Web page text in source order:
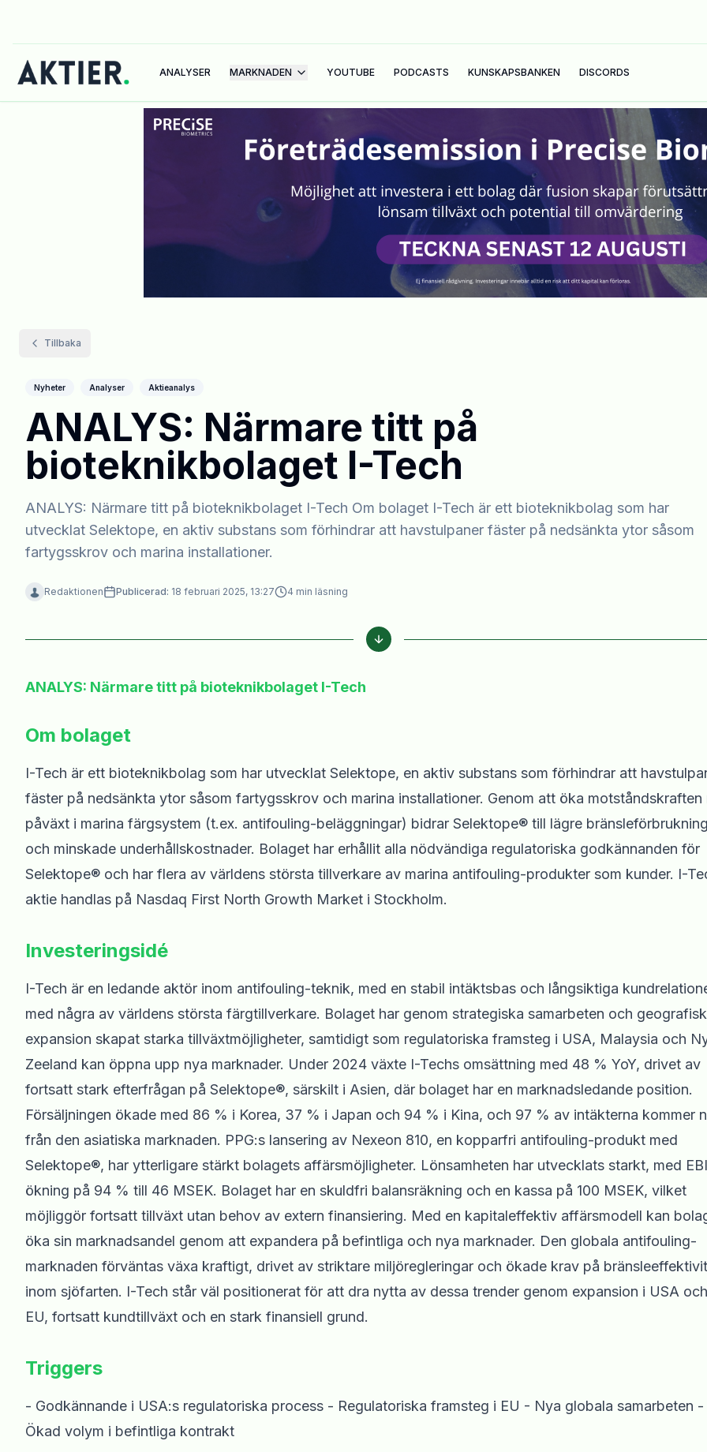
ANALYSER MARKNADEN YOUTUBE PODCASTS KUNSKAPSBANKEN DISCORDS
Tillbaka
Nyheter Analyser Aktieanalys
ANALYS: Närmare titt på
bioteknikbolaget I-Tech
ANALYS: Närmare titt på bioteknikbolaget I-Tech Om bolaget I-Tech är ett bioteknikbolag som har
utvecklat Selektope, en aktiv substans som förhindrar att havstulpaner fäster på nedsänkta ytor såsom
fartygsskrov och marina installationer.
Redaktionen Publicerad: 18 februari 2025, 13:27 4 min läsning
ANALYS: Närmare titt på bioteknikbolaget I-Tech
Om bolaget
I-Tech är ett bioteknikbolag som har utvecklat Selektope, en aktiv substans som förhindrar att
fäster på nedsänkta ytor såsom fartygsskrov och marina installationer. Genom att öka motståndskraften
påväxt i marina färgsystem (t.ex. antifouling-beläggningar) bidrar Selektope® till lägre bränsleförbrukning
och minskade underhållskostnader. Bolaget har erhållit alla nödvändiga regulatoriska godkännanden för
Selektope® och har flera av världens största tillverkare av marina antifouling-produkter som kunder. I-
aktie handlas på Nasdaq First North Growth Market i Stockholm.
Investeringsidé
I-Tech är en ledande aktör inom antifouling-teknik, med en stabil intäktsbas och långsiktiga
med några av världens största färgtillverkare. Bolaget har genom strategiska samarbeten och geografisk
expansion skapat starka tillväxtmöjligheter, samtidigt som regulatoriska framsteg i USA, Malaysia och
Zeeland kan öppna upp nya marknader. Under 2024 växte I-Techs omsättning med 48 % YoY, drivet av
fortsatt stark efterfrågan på Selektope®, särskilt i Asien, där bolaget har en marknadsledande position.
Försäljningen ökade med 86 % i Korea, 37 % i Japan och 94 % i Kina, och 97 % av intäkterna kommer
från den asiatiska marknaden. PPG:s lansering av Nexeon 810, en kopparfri antifouling-produkt med
Selektope®, har ytterligare stärkt bolagets affärsmöjligheter. Lönsamheten har utvecklats starkt, med
ökning på 94 % till 46 MSEK. Bolaget har en skuldfri balansräkning och en kassa på 100 MSEK, vilket
möjliggör fortsatt tillväxt utan behov av extern finansiering. Med en kapitaleffektiv affärsmodell kan
öka sin marknadsandel genom att expandera på befintliga och nya marknader. Den globala antifouling-
marknaden förväntas växa kraftigt, drivet av striktare miljöregleringar och ökade krav på
inom sjöfarten. I-Tech står väl positionerat för att dra nytta av dessa trender genom expansion i USA och
EU, fortsatt kundtillväxt och en stark finansiell grund.
Triggers
- Godkännande i USA:s regulatoriska process - Regulatoriska framsteg i EU - Nya globala samarbeten -
Ökad volym i befintliga kontrakt